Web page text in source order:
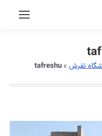
تفرش »
tafreshu